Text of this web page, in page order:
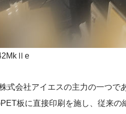
式会社アイエスの主力の一つで
板に直接印刷を施し、従来